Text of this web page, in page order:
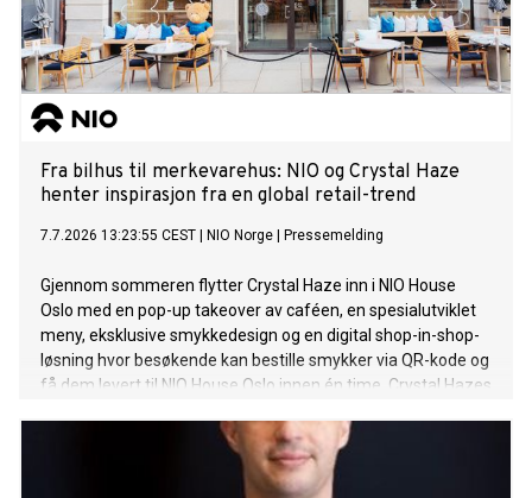
Fra bilhus til merkevarehus: NIO og Crystal Haze
henter inspirasjon fra en global retail-trend
7.7.2026 13:23:55 CEST NIO Norge Pressemelding
Gjennom sommeren flytter Crystal Haze inn i NIO House
Oslo med en pop-up takeover av caféen, en spesialutviklet
meny, eksklusive smykkedesign og en digital shop-in-shop-
løsning hvor besøkende kan bestille smykker via QR-kode og
få dem levert til NIO House Oslo innen én time. Crystal Hazes
opplevelsen og knytte de to merkevarenes universer